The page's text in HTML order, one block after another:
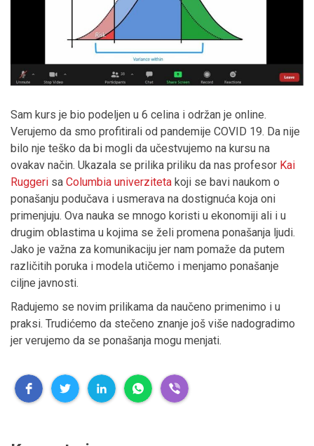
Sam kurs je bio podeljen u 6 celina i održan je online.
Verujemo da smo profitirali od pandemije COVID 19. Da nije
bilo nje teško da bi mogli da učestvujemo na kursu na
ovakav način. Ukazala se prilika priliku da nas profesor Kai
Ruggeri sa Columbia univerziteta koji se bavi naukom o
ponašanju podučava i usmerava na dostignuća koja oni
primenjuju. Ova nauka se mnogo koristi u ekonomiji ali i u
drugim oblastima u kojima se želi promena ponašanja ljudi.
Jako je važna za komunikaciju jer nam pomaže da putem
različitih poruka i modela utičemo i menjamo ponašanje
ciljne javnosti.
Radujemo se novim prilikama da naučeno primenimo i u
praksi. Trudićemo da stečeno znanje još više nadogradimo
jer verujemo da se ponašanja mogu menjati.